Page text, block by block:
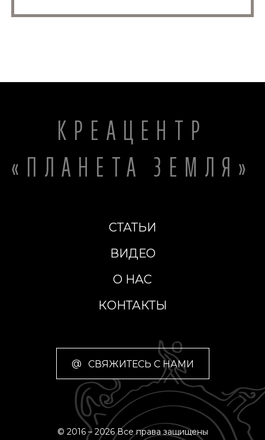
КРЕАЦЕНТР
«ПЛАНЕТА ЗЕМЛЯ»
СТАТЬИ
ВИДЕО
О НАС
КОНТАКТЫ
@ СВЯЖИТЕСЬ С НАМИ
© 2016 – 2026 Все права защищены